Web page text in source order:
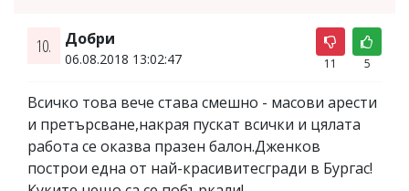
10. Добри
06.08.2018 13:02:47 11 5
Всичко това вече става смешно - масови арести
и претърсване,накрая пускат всички и цялата
работа се оказва празен балон.Дженков
построи една от най-красивитесгради в Бургас!